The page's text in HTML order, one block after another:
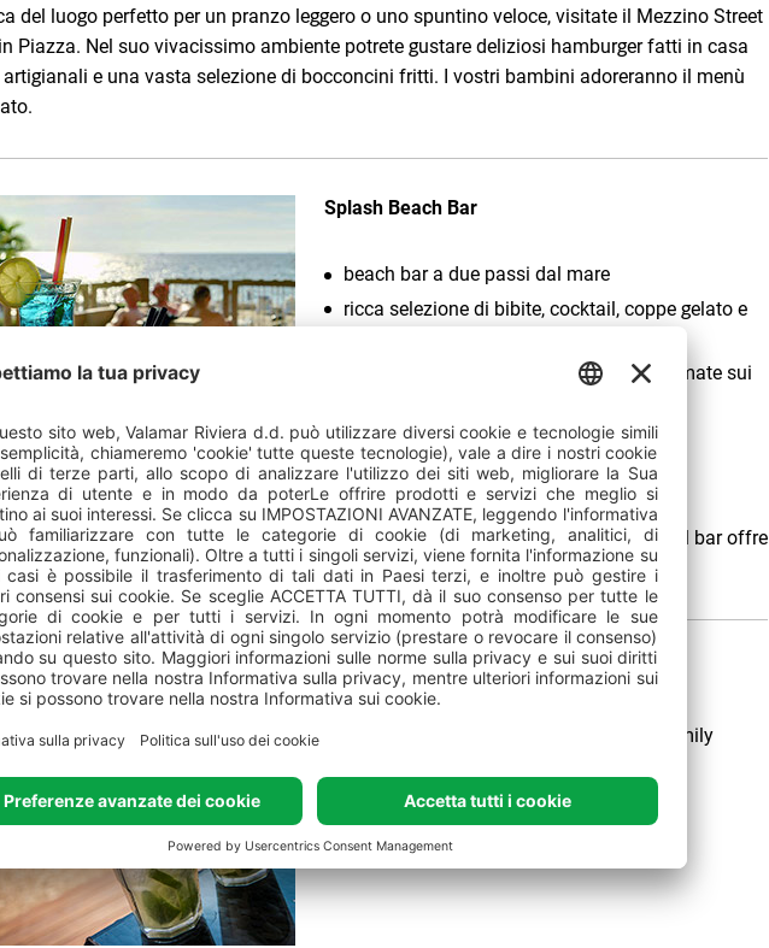
del luogo perfetto per un pranzo leggero o uno spuntino veloce, visitate il Mezzino Street
Piazza. Nel suo vivacissimo ambiente potrete gustare deliziosi hamburger fatti in casa
e una vasta selezione di bocconcini fritti. I vostri bambini adoreranno il menù
Splash Beach Bar
beach bar a due passi dal mare
ricca selezione di bibite, cocktail, coppe gelato e
le bibite possono essere servite e consumate sui
rinfrescante e rilassatevi nel cocktail bar o sulla vostra sdraio in riva al mare. Il bar offre
e fast food...Non vi resta che godervi appieno la vostra giornata in spiaggia!
Splash Lungomare Beach Bar
beach bar sulla spiaggia Lungomare Family
aperto da aprile a novembre